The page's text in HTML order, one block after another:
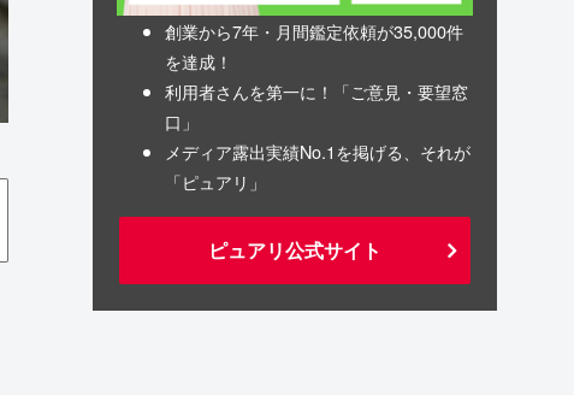
創業から7年・月間鑑定依頼が35,000件
を達成！
利用者さんを第一に！「ご意見・要望窓
口」
メディア露出実績No.1を掲げる、それが
「ピュアリ」
ピュアリ公式サイト